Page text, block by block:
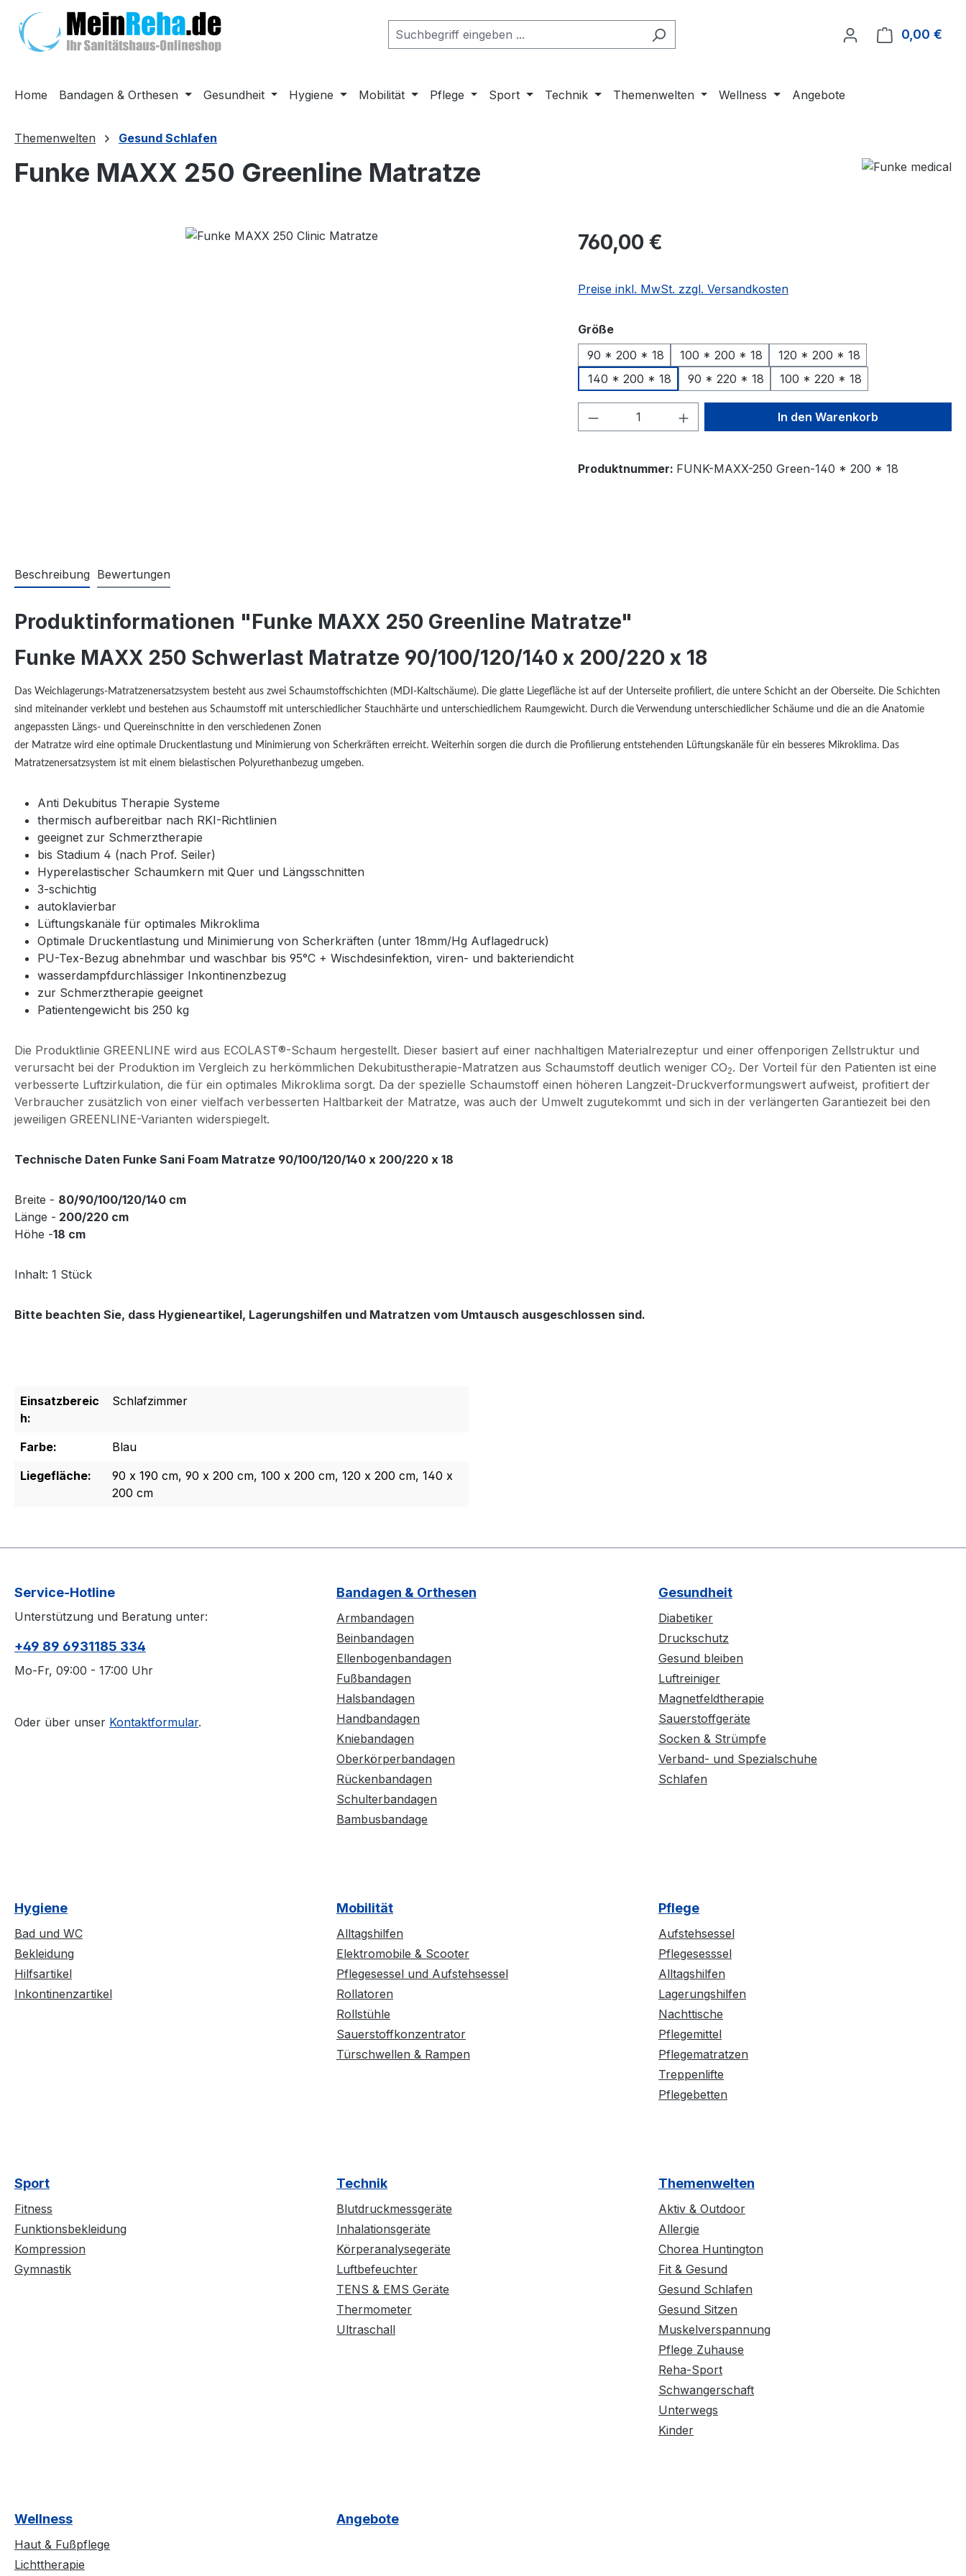
Hauptinhalt springen
Zur Suche springen
Zur Hauptnavigation springen
0,00 €
Home Bandagen & Orthesen Gesundheit Hygiene Mobilität Pflege Sport Technik Themenwelten Wellness Angebote
Themenwelten Gesund Schlafen
Funke MAXX 250 Greenline Matratze
760,00 €
Preise inkl. MwSt. zzgl. Versandkosten
Größeauswählen
90 * 200 * 18
100 * 200 * 18
120 * 200 * 18
140 * 200 * 18
90 * 220 * 18 100 * 220 * 18
Produkt Anzahl: Gib den gewünschten Wert
In den Warenkorb
Produktnummer: FUNK-MAXX-250 Green-140 * 200 * 18
Beschreibung Bewertungen
Produktinformationen "Funke MAXX 250 Greenline Matratze"
Funke MAXX 250 Schwerlast Matratze 90/100/120/140 x 200/220 x 18
Das Weichlagerungs-Matratzenersatzsystem besteht aus zwei Schaumstoffschichten (MDI-Kaltschäume). Die glatte Liegefläche ist auf der Unterseite profiliert, die untere Schicht an der Oberseite. Die Schichten
sind miteinander verklebt und bestehen aus Schaumstoff mit unterschiedlicher Stauchhärte und unterschiedlichem Raumgewicht. Durch die Verwendung unterschiedlicher Schäume und die an die Anatomie
angepassten Längs- und Quereinschnitte in den verschiedenen Zonen
der Matratze wird eine optimale Druckentlastung und Minimierung von Scherkräften erreicht. Weiterhin sorgen die durch die Profilierung entstehenden Lüftungskanäle für ein besseres Mikroklima. Das
Matratzenersatzsystem ist mit einem bielastischen Polyurethanbezug umgeben.
Anti Dekubitus Therapie Systeme
thermisch aufbereitbar nach RKI-Richtlinien
geeignet zur Schmerztherapie
bis Stadium 4 (nach Prof. Seiler)
Hyperelastischer Schaumkern mit Quer und Längsschnitten
3-schichtig
autoklavierbar
Lüftungskanäle für optimales Mikroklima
Optimale Druckentlastung und Minimierung von Scherkräften (unter 18mm/Hg Auflagedruck)
PU-Tex-Bezug abnehmbar und waschbar bis 95°C + Wischdesinfektion, viren- und bakteriendicht
wasserdampfdurchlässiger Inkontinenzbezug
zur Schmerztherapie geeignet
Patientengewicht bis 250 kg
Die Produktlinie GREENLINE wird aus ECOLAST®-Schaum hergestellt. Dieser basiert auf einer nachhaltigen Materialrezeptur und einer offenporigen Zellstruktur und
verursacht bei der Produktion im Vergleich zu herkömmlichen Dekubitustherapie-Matratzen aus Schaumstoff deutlich weniger CO2. Der Vorteil für den Patienten ist eine
verbesserte Luftzirkulation, die für ein optimales Mikroklima sorgt. Da der spezielle Schaumstoff einen höheren Langzeit-Druckverformungswert aufweist, profitiert der
Verbraucher zusätzlich von einer vielfach verbesserten Haltbarkeit der Matratze, was auch der Umwelt zugutekommt und sich in der verlängerten Garantiezeit bei den
jeweiligen GREENLINE-Varianten widerspiegelt.
Technische Daten Funke Sani Foam Matratze 90/100/120/140 x 200/220 x 18
Breite - 80/90/100/120/140 cm
Länge - 200/220 cm
Höhe -18 cm
Inhalt: 1 Stück
Bitte beachten Sie, dass Hygieneartikel, Lagerungshilfen und Matratzen vom Umtausch ausgeschlossen sind.
Einsatzbereic
h:
Schlafzimmer
Farbe:
Blau
Liegefläche:
90 x 190 cm, 90 x 200 cm, 100 x 200 cm, 120 x 200 cm, 140 x
200 cm
Service-Hotline
Unterstützung und Beratung unter:
+49 89 6931185 334
Mo-Fr, 09:00 - 17:00 Uhr
Oder über unser Kontaktformular.
Bandagen & Orthesen
Armbandagen
Beinbandagen
Ellenbogenbandagen
Fußbandagen
Halsbandagen
Handbandagen
Kniebandagen
Oberkörperbandagen
Rückenbandagen
Schulterbandagen
Bambusbandage
Gesundheit
Diabetiker
Druckschutz
Gesund bleiben
Luftreiniger
Magnetfeldtherapie
Sauerstoffgeräte
Socken & Strümpfe
Verband- und Spezialschuhe
Schlafen
Hygiene
Bad und WC
Bekleidung
Hilfsartikel
Inkontinenzartikel
Mobilität
Alltagshilfen
Elektromobile & Scooter
Pflegesessel und Aufstehsessel
Rollatoren
Rollstühle
Sauerstoffkonzentrator
Türschwellen & Rampen
Pflege
Aufstehsessel
Pflegesesssel
Alltagshilfen
Lagerungshilfen
Nachttische
Pflegemittel
Pflegematratzen
Treppenlifte
Pflegebetten
Sport
Fitness
Funktionsbekleidung
Kompression
Gymnastik
Technik
Blutdruckmessgeräte
Inhalationsgeräte
Körperanalysegeräte
Luftbefeuchter
TENS & EMS Geräte
Thermometer
Ultraschall
Themenwelten
Aktiv & Outdoor
Allergie
Chorea Huntington
Fit & Gesund
Gesund Schlafen
Gesund Sitzen
Muskelverspannung
Pflege Zuhause
Reha-Sport
Schwangerschaft
Unterwegs
Kinder
Wellness
Haut & Fußpflege
Lichttherapie
Angebote